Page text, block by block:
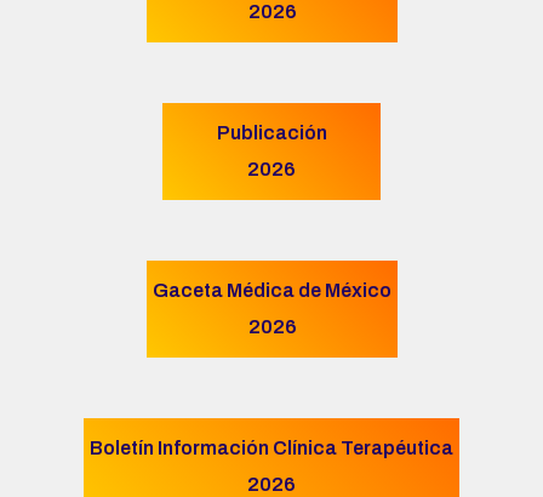
2026
Publicación
2026
Gaceta Médica de México
2026
Boletín Información Clínica Terapéutica
2026